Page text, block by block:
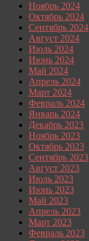
Ноябрь 2024
Октябрь 2024
Сентябрь 2024
Август 2024
Июль 2024
Июнь 2024
Май 2024
Апрель 2024
Март 2024
Февраль 2024
Январь 2024
Декабрь 2023
Ноябрь 2023
Октябрь 2023
Сентябрь 2023
Август 2023
Июль 2023
Июнь 2023
Май 2023
Апрель 2023
Март 2023
Февраль 2023